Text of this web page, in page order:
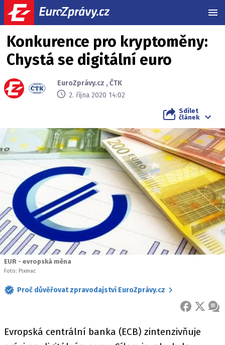
Konkurence pro kryptoměny:
Chystá se digitální euro
EuroZprávy.cz ,ČTK
2. října 2020 14:02
Sdílet
článek
EUR - evropská měna
Foto: Pixmac
Proč důvěřovat zpravodajství EuroZprávy.cz
FACEBOOK
X
Evropská centrální banka (ECB) zintenzivňuje